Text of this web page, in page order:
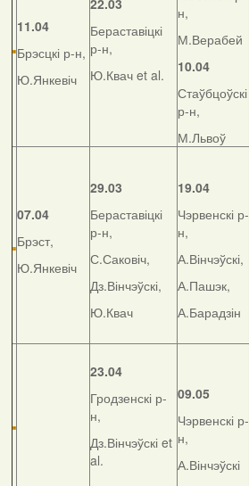
11.04
Брэсцкі р-н,
Ю.Янкевіч
22.03
Бераставіцкі
р-н,
Ю.Квач et al.
н,
М.Верабей
10.04
Стаўбцоўскі
р-н,
М.Львоў
07.04
Брэст,
Ю.Янкевіч
29.03
Бераставіцкі
р-н,
С.Саковіч,
Дз.Вінчэўскі,
Ю.Квач
19.04
Чэрвенскі р-
н,
А.Вінчэўскі,
А.Пашэк,
А.Барадзін
23.04
Гродзенскі р-
н,
Дз.Вінчэўскі et
al.
09.05
Чэрвенскі р-
н,
А.Вінчэўскі